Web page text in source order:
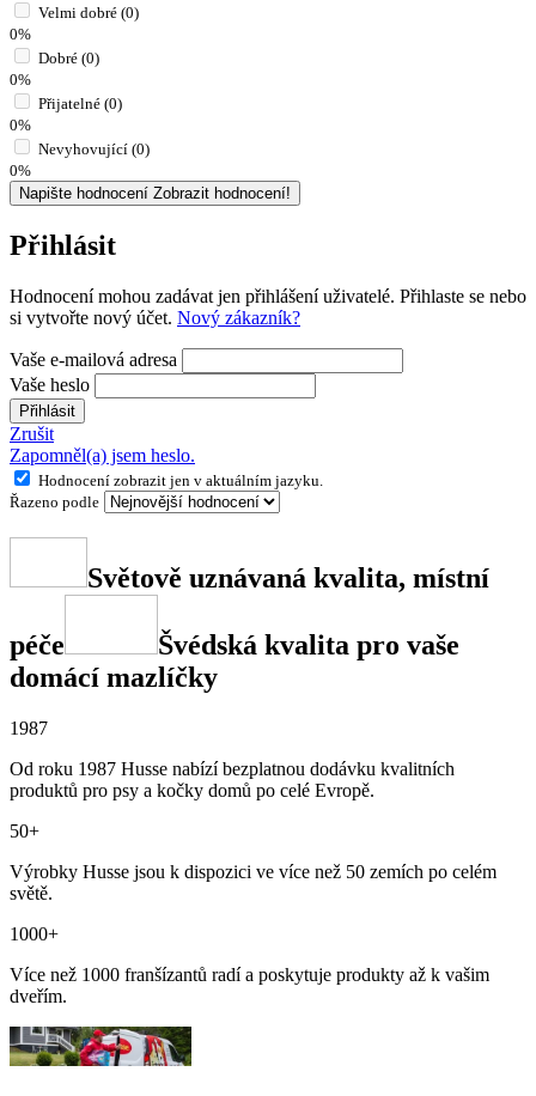
Velmi dobré (0)
0%
Dobré (0)
0%
Přijatelné (0)
0%
Nevyhovující (0)
0%
Napište hodnocení Zobrazit hodnocení!
Přihlásit
Hodnocení mohou zadávat jen přihlášení uživatelé. Přihlaste se nebo
si vytvořte nový účet. Nový zákazník?
Vaše e-mailová adresa
Vaše heslo
Přihlásit
Zrušit
Zapomněl(a) jsem heslo.
Hodnocení zobrazit jen v aktuálním jazyku.
Řazeno podle
Světově uznávaná kvalita, místní
péče
Švédská kvalita pro vaše
domácí mazlíčky
1987
Od roku 1987 Husse nabízí bezplatnou dodávku kvalitních
produktů pro psy a kočky domů po celé Evropě.
50+
Výrobky Husse jsou k dispozici ve více než 50 zemích po celém
světě.
1000+
Více než 1000 franšízantů radí a poskytuje produkty až k vašim
dveřím.